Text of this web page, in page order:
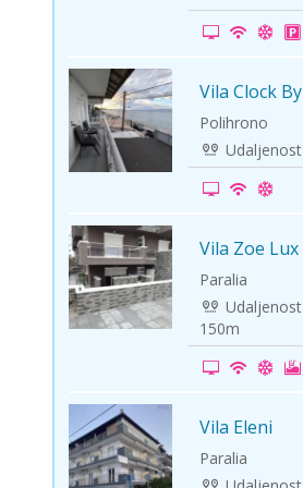
Solun polazak iz Niša
Temišvar polazak iz
-10% Vila Clock
Polihrono
-5% Vila Zoe Lux
Paralia
150m
-5% Vila Eleni
Paralia